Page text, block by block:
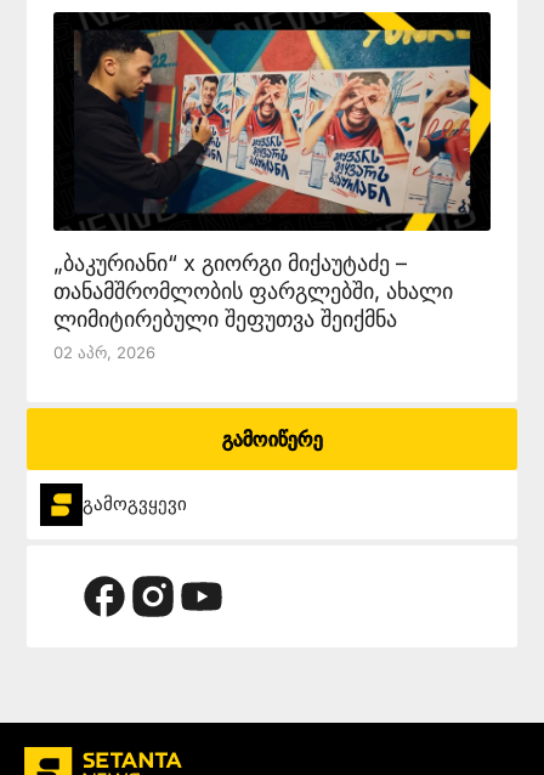
„ბაკურიანი“ x გიორგი მიქაუტაძე –
თანამშრომლობის ფარგლებში, ახალი
ლიმიტირებული შეფუთვა შეიქმნა
02 Აპრ, 2026
გამოიწერე
გამოგვყევი